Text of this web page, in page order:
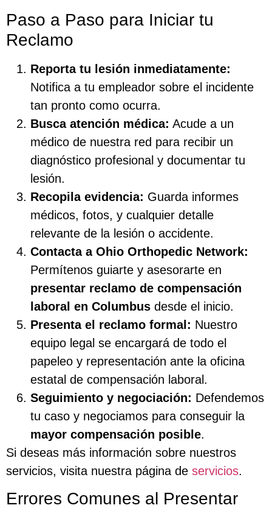
Paso a Paso para Iniciar tu
Reclamo
Reporta tu lesión inmediatamente:
Notifica a tu empleador sobre el incidente
tan pronto como ocurra.
Busca atención médica: Acude a un
médico de nuestra red para recibir un
diagnóstico profesional y documentar tu
lesión.
Recopila evidencia: Guarda informes
médicos, fotos, y cualquier detalle
relevante de la lesión o accidente.
Contacta a Ohio Orthopedic Network:
Permítenos guiarte y asesorarte en
presentar reclamo de compensación
laboral en Columbus desde el inicio.
Presenta el reclamo formal: Nuestro
equipo legal se encargará de todo el
papeleo y representación ante la oficina
estatal de compensación laboral.
Seguimiento y negociación: Defendemos
tu caso y negociamos para conseguir la
mayor compensación posible.
Si deseas más información sobre nuestros
servicios, visita nuestra página de servicios.
Errores Comunes al Presentar